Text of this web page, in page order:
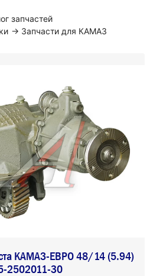
запчастей
→ Запчасти для КАМАЗ
КАМАЗ-ЕВРО 48/14 (5.94)
2502011-30